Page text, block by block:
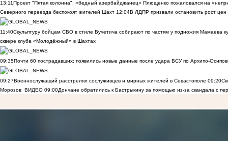
13:11Проект "Пятая колонна": «бедный азербайджанец» Плющенко пожаловался на
Северного переезда беспокоят жителей Шахт 12:04В ЛДПР призвали остановить рост цен
11:40Скульптуру бойцам СВО в стиле Вучетича собирают по частям у подножия Мамаева
сквере клуба «Молодёжный» в Шахтах
09:35Почти 60 пострадавших: появились новые данные после удара ВСУ по Архипо-
09:27Военнослужащий расстрелял сослуживцев и мирных жителей в Севастополе 09:20
Морозов ВИДЕО 09:00Дончане обратились к Бастрыкину за помощью из-за скандала с